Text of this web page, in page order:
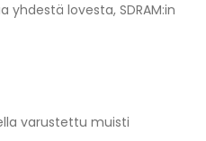
lovesta, SDRAM:in
varustettu muisti